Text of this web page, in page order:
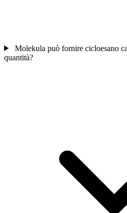
Molekula può fornire cicloesano
quantità?